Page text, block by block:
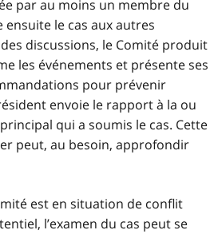
par au moins un membre du
le cas aux autres
discussions, le Comité produit
les événements et présente ses
pour prévenir
envoie le rapport à la ou
qui a soumis le cas. Cette
peut, au besoin, approfondir
est en situation de conflit
l’examen du cas peut se